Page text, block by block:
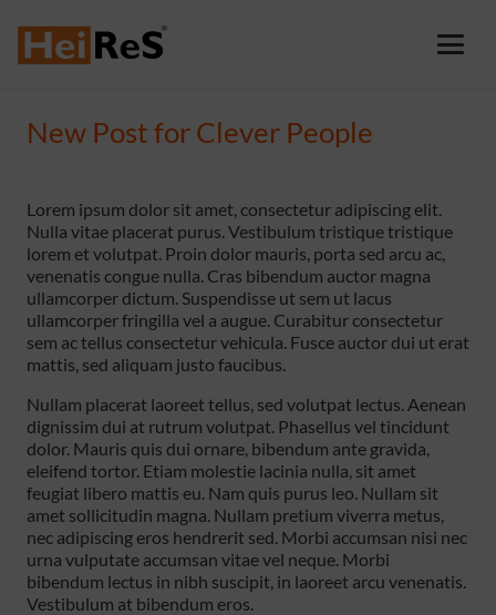
New Post for Clever People
Lorem ipsum dolor sit amet, consectetur adipiscing elit.
Nulla vitae placerat purus. Vestibulum tristique tristique
lorem et volutpat. Proin dolor mauris, porta sed arcu ac,
venenatis congue nulla. Cras bibendum auctor magna
ullamcorper dictum. Suspendisse ut sem ut lacus
ullamcorper fringilla vel a augue. Curabitur consectetur
sem ac tellus consectetur vehicula. Fusce auctor dui ut erat
mattis, sed aliquam justo faucibus.
Nullam placerat laoreet tellus, sed volutpat lectus. Aenean
dignissim dui at rutrum volutpat. Phasellus vel tincidunt
dolor. Mauris quis dui ornare, bibendum ante gravida,
eleifend tortor. Etiam molestie lacinia nulla, sit amet
feugiat libero mattis eu. Nam quis purus leo. Nullam sit
amet sollicitudin magna. Nullam pretium viverra metus,
nec adipiscing eros hendrerit sed. Morbi accumsan nisi nec
urna vulputate accumsan vitae vel neque. Morbi
bibendum lectus in nibh suscipit, in laoreet arcu venenatis.
Vestibulum at bibendum eros.